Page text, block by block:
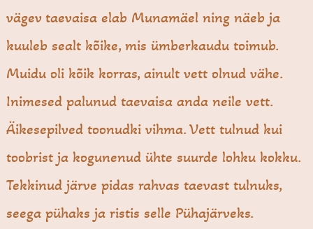
vägev taevaisa elab Munamäel ning näeb ja
kuuleb sealt kõike, mis ümberkaudu toimub.
Muidu oli kõik korras, ainult vett olnud vähe.
Inimesed palunud taevaisa anda neile vett.
Äikesepilved toonudki vihma. Vett tulnud kui
toobrist ja kogunenud ühte suurde lohku kokku.
Tekkinud järve pidas rahvas taevast tulnuks,
seega pühaks ja ristis selle Pühajärveks.